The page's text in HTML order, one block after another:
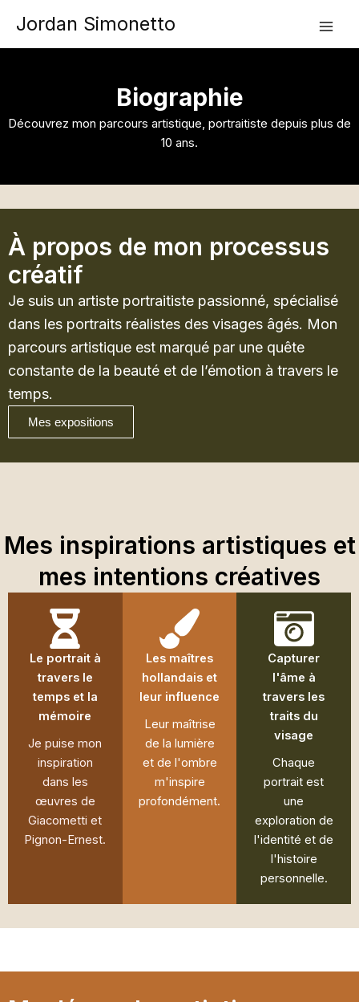
contenu
Jordan Simonetto
Biographie
Découvrez mon parcours artistique, portraitiste depuis plus de
10 ans.
À propos de mon processus
créatif
Je suis un artiste portraitiste passionné, spécialisé
dans les portraits réalistes des visages âgés. Mon
parcours artistique est marqué par une quête
constante de la beauté et de l’émotion à travers le
temps.
Mes expositions
Mes inspirations artistiques et
mes intentions créatives
Le portrait à
travers le
temps et la
mémoire
Je puise mon
inspiration
dans les
œuvres de
Giacometti et
Pignon-Ernest.
Les maîtres
hollandais et
leur influence
Leur maîtrise
de la lumière
et de l'ombre
m'inspire
profondément.
Capturer
l'âme à
travers les
traits du
visage
Chaque
portrait est
une
exploration de
l'identité et de
l'histoire
personnelle.